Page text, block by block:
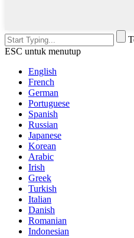
ESC untuk menutup
English
French
German
Portuguese
Spanish
Russian
Japanese
Korean
Arabic
Irish
Greek
Turkish
Italian
Danish
Romanian
Indonesian